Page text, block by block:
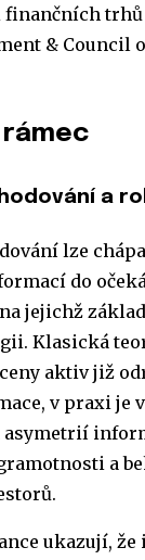
trhů
& Council
a
lze
do
jejichž
Klasická
aktiv již
v praxi je
asymetrií
a
ukazují, že